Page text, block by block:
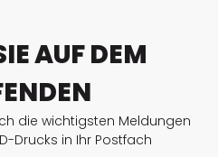
AUF DEM
die wichtigsten Meldungen
Drucks in Ihr Postfach